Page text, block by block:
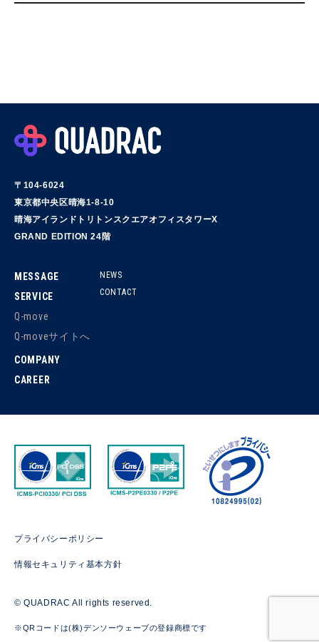
〒104-6024
東京都中央区晴海1-8-10
晴海アイランドトリトンスクエアオフィスタワーX
GRAND EDITION 24階
MESSAGE
SERVICE
Q-move
Q-moveサイトへ
COMPANY
CAREER
NEWS
CONTACT
プライバシーポリシー
情報セキュリティ基本方針
© QUADRAC All rights reserved.
※QRコードは(株)デンソーウェーブの登録商標です